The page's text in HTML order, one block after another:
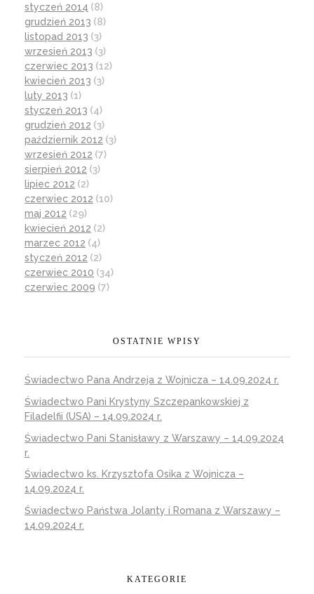
styczeń 2014 (8)
grudzień 2013 (8)
listopad 2013 (3)
wrzesień 2013 (3)
czerwiec 2013 (12)
kwiecień 2013 (3)
luty 2013 (1)
styczeń 2013 (4)
grudzień 2012 (3)
październik 2012 (3)
wrzesień 2012 (7)
sierpień 2012 (3)
lipiec 2012 (2)
czerwiec 2012 (10)
maj 2012 (29)
kwiecień 2012 (2)
marzec 2012 (4)
styczeń 2012 (2)
czerwiec 2010 (34)
czerwiec 2009 (7)
OSTATNIE WPISY
Świadectwo Pana Andrzeja z Wojnicza – 14.09.2024 r.
Świadectwo Pani Krystyny Szczepankowskiej z
Filadelfii (USA) – 14.09.2024 r.
Świadectwo Pani Stanisławy z Warszawy – 14.09.2024
r.
Świadectwo ks. Krzysztofa Osika z Wojnicza –
14.09.2024 r.
Świadectwo Państwa Jolanty i Romana z Warszawy –
14.09.2024 r.
KATEGORIE